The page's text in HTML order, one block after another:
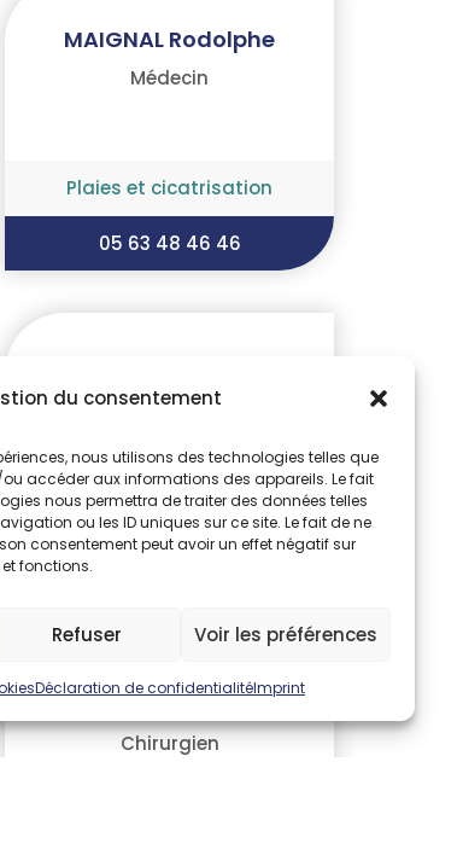
du consentement
nous utilisons des technologies telles que
accéder aux informations des appareils. Le fait
nous permettra de traiter des données telles
ou les ID uniques sur ce site. Le fait de ne
consentement peut avoir un effet négatif sur
fonctions.
Refuser Voir les préférences
Déclaration de confidentialitéImprint
MAIGNAL Rodolphe
Médecin
Plaies et cicatrisation
05 63 48 46 46
Médecin
Centre d'Imagerie médicale
05 63 47 50 55 radiologie - 05
63 47 33 06 scanner
NEVEU Charles
Chirurgien